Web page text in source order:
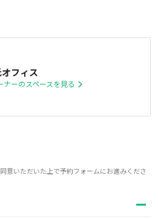
フィス
ナーのスペースを見る
意いただいた上で予約フォームにお進みくださ